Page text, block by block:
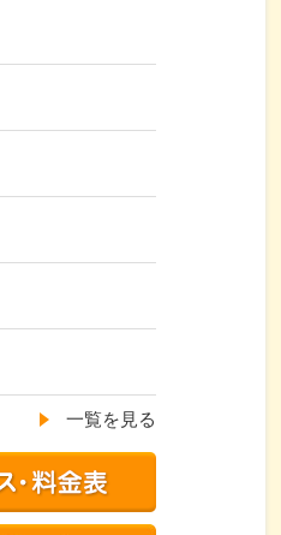
一覧を見る